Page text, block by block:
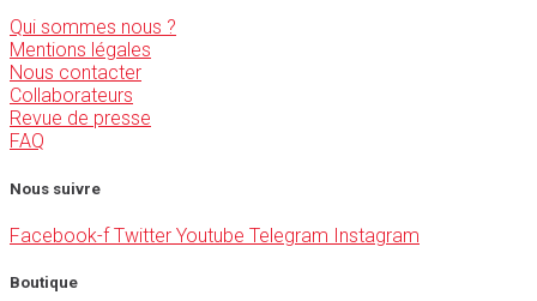
Qui sommes nous ?
Mentions légales
Nous contacter
Collaborateurs
Revue de presse
FAQ
Nous suivre
Facebook-f Twitter Youtube Telegram Instagram
Boutique